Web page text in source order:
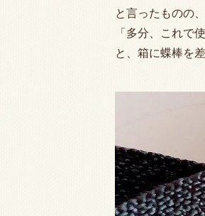
と言ったものの
「多分、これで
と、箱に蝶棒を